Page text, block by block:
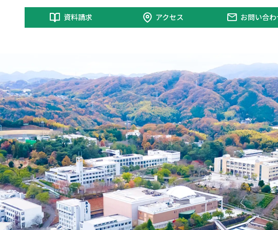
資料請求 アクセス お問い合